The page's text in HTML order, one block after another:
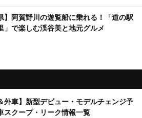
】阿賀野川の遊覧船に乗れる！「道の駅
」で楽しむ渓谷美と地元グルメ
外車】新型デビュー・モデルチェンジ予
スクープ・リーク情報一覧